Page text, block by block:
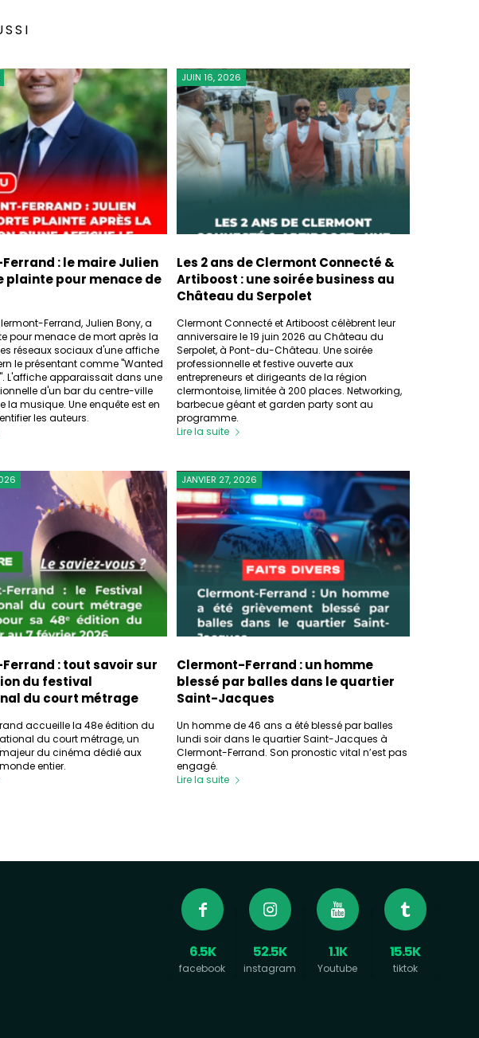
: le maire Julien
plainte pour menace de
Ferrand, Julien Bony, a
pour menace de mort après la
réseaux sociaux d'une affiche
le présentant comme "Wanted
L'affiche apparaissait dans une
d'un bar du centre-ville
la musique. Une enquête est en
les auteurs.
Les 2 ans de Clermont Connecté &
Artiboost : une soirée business au
Château du Serpolet
JUIN 16, 2026
Clermont Connecté et Artiboost célèbrent leur
anniversaire le 19 juin 2026 au Château du
Serpolet, à Pont-du-Château. Une soirée
professionnelle et festive ouverte aux
entrepreneurs et dirigeants de la région
clermontoise, limitée à 200 places. Networking,
barbecue géant et garden party sont au
programme.
Lire la suite
: tout savoir sur
du festival
du court métrage
accueille la 48e édition du
du court métrage, un
du cinéma dédié aux
entier.
Clermont-Ferrand : un homme
blessé par balles dans le quartier
Saint-Jacques
JANVIER 27, 2026
Un homme de 46 ans a été blessé par balles
lundi soir dans le quartier Saint-Jacques à
Clermont-Ferrand. Son pronostic vital n’est pas
engagé.
Lire la suite
15.5K
tiktok
1.1K
Youtube
52.5K
instagram
6.5K
facebook